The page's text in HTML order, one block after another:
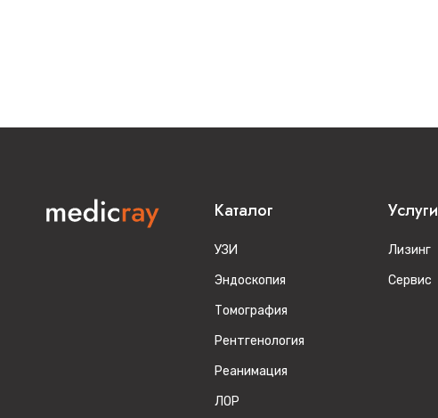
Каталог
УЗИ
Эндоскопия
Томография
Рентгенология
Реанимация
ЛОР
Услуги
Лизинг
Сервис